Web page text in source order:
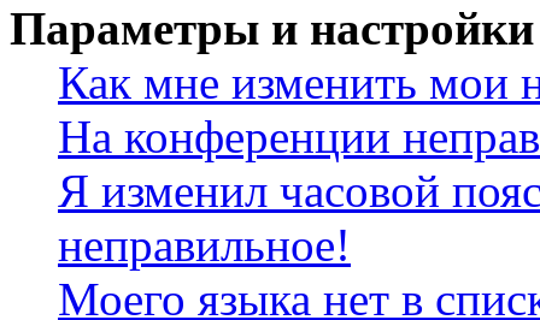
Параметры и настройки
Как мне изменить мои
На конференции
Я изменил часовой
неправильное!
Моего языка нет в